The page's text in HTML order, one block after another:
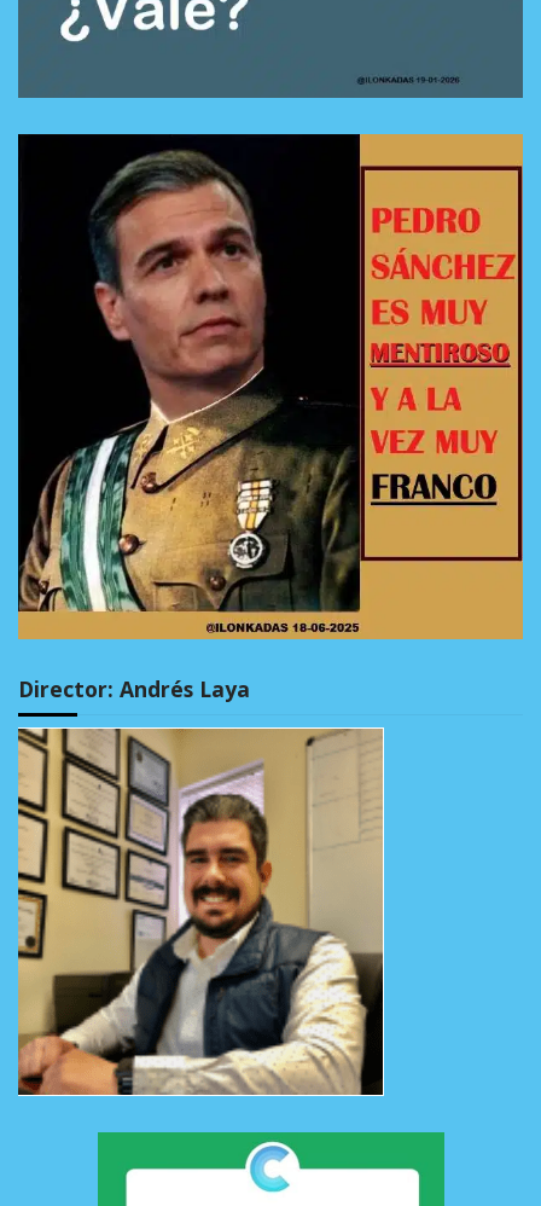
Director: Andrés Laya